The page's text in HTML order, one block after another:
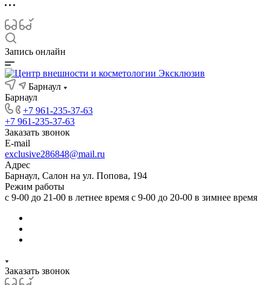
Запись онлайн
Барнаул
Барнаул
+7 961-235-37-63
+7 961-235-37-63
Заказать звонок
E-mail
exclusive286848@mail.ru
Адрес
Барнаул, Салон на ул. Попова, 194
Режим работы
с 9-00 до 21-00 в летнее время с 9-00 до 20-00 в зимнее время
Заказать звонок